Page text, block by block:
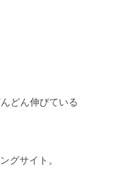
どん伸びている
グサイト。